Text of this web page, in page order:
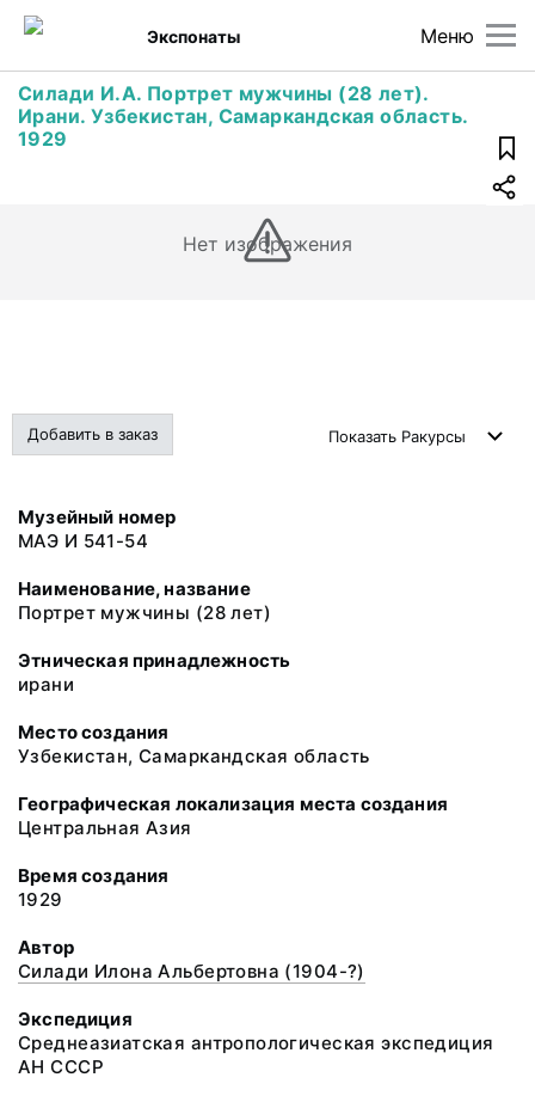
Меню
Экспонаты
Силади И.А. Портрет мужчины (28 лет).
Ирани. Узбекистан, Самаркандская область.
1929
Нет изображения
Добавить в заказ Показать Ракурсы
Музейный номер
МАЭ И 541-54
Наименование, название
Портрет мужчины (28 лет)
Этническая принадлежность
ирани
Место создания
Узбекистан, Самаркандская область
Географическая локализация места создания
Центральная Азия
Время создания
1929
Автор
Силади Илона Альбертовна (1904-?)
Экспедиция
Среднеазиатская антропологическая экспедиция
АН СССР